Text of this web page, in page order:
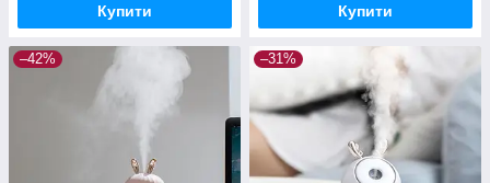
Купити Купити
–42% –31%